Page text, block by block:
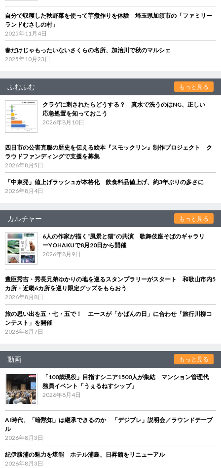
自分で収穫した秋野菜を使って芋煮作りを体験 埼玉県加須市の「ファミリー
ランドむさしの村」
2025年11月4日
春だけじゃもったいないさくらの名所、加治川で秋のマルシェ
2025年10月23日
ふむふむ もっと見る
クラゲに刺されたらどうする？ 真水で洗うのはNG、正しい
応急処置を知っておこう
2026年8月10日
四日市の公害克服の歴史を伝える絵本『スモックリン』制作プロジェクト ク
ラウドファンディングで支援を募集
2026年8月5日
「中東発」値上げラッシュが本格化 飲食料品値上げ、約3年ぶりの多さに
2026年8月4日
カルチャー もっと見る
6人の作家が描く“風景と猫”の共演 歌舞伎座そばのギャラリ
ーYOHAKUで8月20日から開催
2026年8月9日
豊臣秀吉・秀長兄弟ゆかりの地を巡るスタンプラリーがスタート 和歌山市内5
カ所・近畿6カ所を巡り限定グッズをもらおう
2026年8月8日
旅の思い出を五・七・五で！ エースが「かばんの日」に合わせ「旅行川柳コ
ンテスト」を開催
2026年8月7日
動画 もっと見る
「100歳現役」目指すシニア1500人が集結 マンション管理代
務員イベント「うぇるねすシップ」
2026年8月4日
AI時代、「暗黙知」は継承できるのか 「デジブレ」説明会／ラウンドテーブ
ル
2026年8月3日
紀伊勝浦の魅力を堪能 ホテル浦島、日昇館をリニューアル
2026年8月3日